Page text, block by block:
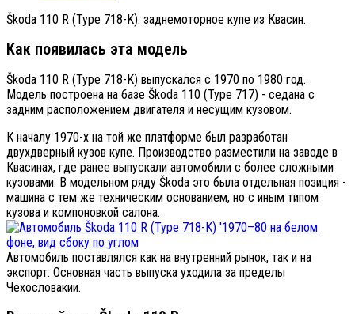
Škoda 110 R (Type 718-K): заднемоторное купе из Квасин.
Как появилась эта модель
Škoda 110 R (Type 718-K) выпускался с 1970 по 1980 год.
Модель построена на базе Škoda 110 (Type 717) - седана с
задним расположением двигателя и несущим кузовом.
К началу 1970-х на той же платформе был разработан
двухдверный кузов купе. Производство разместили на заводе в
Квасинах, где ранее выпускали автомобили с более сложными
кузовами. В модельном ряду Škoda это была отдельная позиция -
машина с тем же техническим основанием, но с иным типом
кузова и компоновкой салона.
Автомобиль поставлялся как на внутренний рынок, так и на
экспорт. Основная часть выпуска уходила за пределы
Чехословакии.